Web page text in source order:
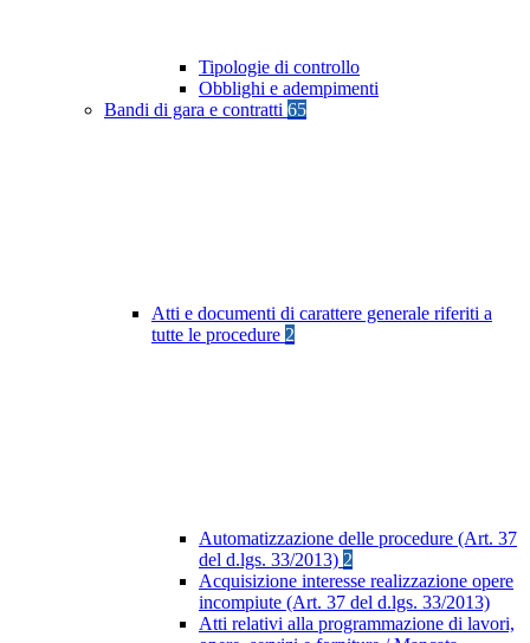
Tipologie di controllo
Obblighi e adempimenti
Bandi di gara e contratti 65
Atti e documenti di carattere generale riferiti a
tutte le procedure 2
Automatizzazione delle procedure (Art. 37
del d.lgs. 33/2013) 2
Acquisizione interesse realizzazione opere
incompiute (Art. 37 del d.lgs. 33/2013)
Atti relativi alla programmazione di lavori,